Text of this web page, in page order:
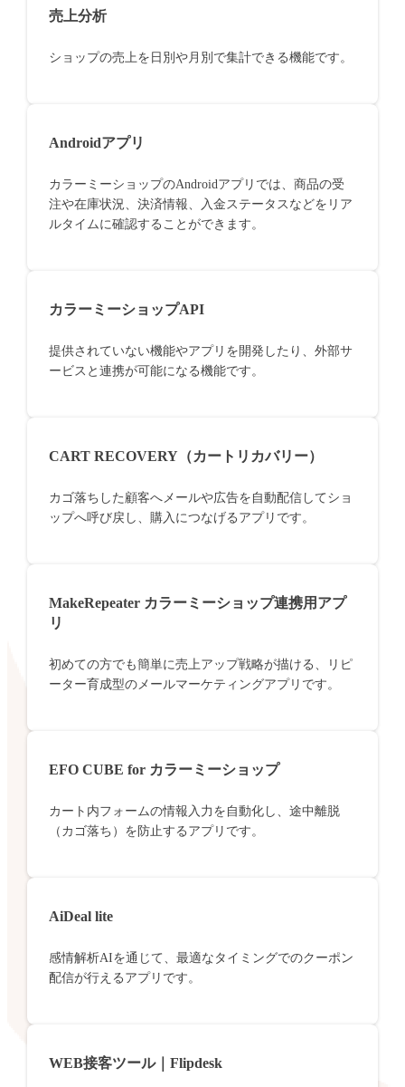
売上分析
ショップの売上を日別や月別で集計できる機能です。
Androidアプリ
カラーミーショップのAndroidアプリでは、商品の受
注や在庫状況、決済情報、入金ステータスなどをリア
ルタイムに確認することができます。
カラーミーショップAPI
提供されていない機能やアプリを開発したり、外部サ
ービスと連携が可能になる機能です。
CART RECOVERY（カートリカバリー）
カゴ落ちした顧客へメールや広告を自動配信してショ
ップへ呼び戻し、購入につなげるアプリです。
MakeRepeater カラーミーショップ連携用アプ
リ
初めての方でも簡単に売上アップ戦略が描ける、リピ
ーター育成型のメールマーケティングアプリです。
EFO CUBE for カラーミーショップ
カート内フォームの情報入力を自動化し、途中離脱
（カゴ落ち）を防止するアプリです。
AiDeal lite
感情解析AIを通じて、最適なタイミングでのクーポン
配信が行えるアプリです。
WEB接客ツール｜Flipdesk